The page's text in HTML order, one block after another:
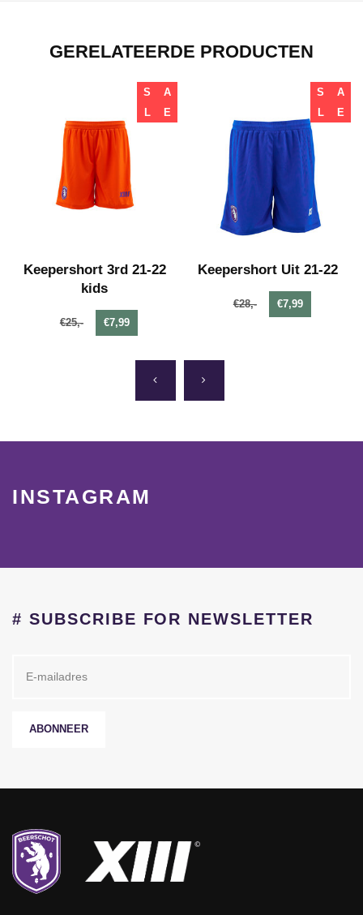
GERELATEERDE PRODUCTEN
S
A
L
E
Keepershort 3rd 21-22
kids
€25,- €7,99
S
A
L
E
Keepershort Uit 21-22
€28,- €7,99
INSTAGRAM
# SUBSCRIBE FOR NEWSLETTER
ABONNEER